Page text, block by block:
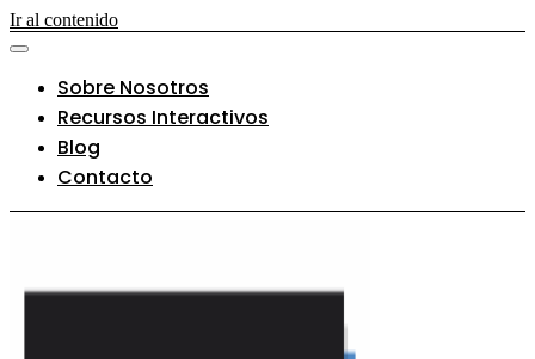
Ir al contenido
Sobre Nosotros
Recursos Interactivos
Blog
Contacto